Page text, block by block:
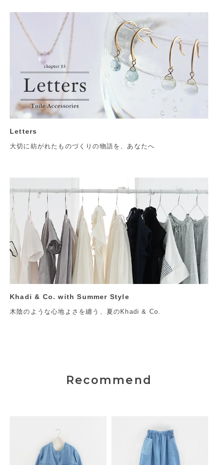
Letters
大切に紡がれたものづくりの物語を、あなたへ
Khadi & Co. with Summer Style
木陰のような心地よさを纏う、夏のKhadi & Co.
Recommend